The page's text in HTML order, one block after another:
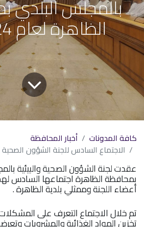
بالمجلس البلدي
الظاهرة لعام 2024م
كافة المدونات
أخبار المحافظة
الاجتماع السادس للجنة الشؤون الصحية والبيئية بالمجلس
عقدت لجنة الشؤون الصحية والبيئية
بمحافظة الظاهرة اجتماعها السادس
أعضاء اللجنة وممثلي بلدية الظاهرة .
تم خلال الاجتماع التعرف على
تخزين المواد الغذائية والمشروبات